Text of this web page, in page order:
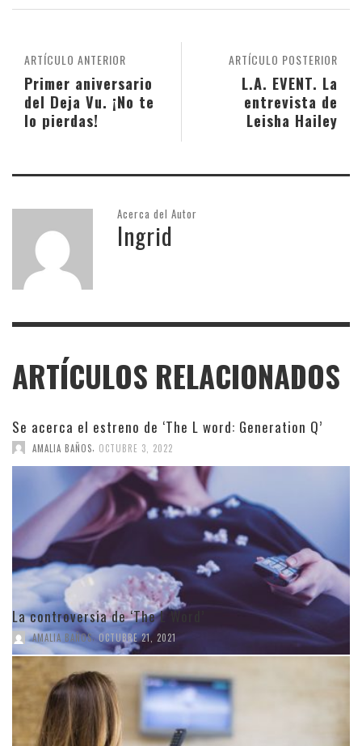
ARTÍCULO POSTERIOR
L.A. EVENT. La
entrevista de
Leisha Hailey
ARTÍCULO ANTERIOR
Primer aniversario
del Deja Vu. ¡No te
lo pierdas!
Acerca del Autor
Ingrid
ARTÍCULOS RELACIONADOS
Se acerca el estreno de ‘The L word: Generation Q’
AMALIA BAÑOS OCTUBRE 3, 2022
La controversia de ‘The L Word’
AMALIA BAÑOS, OCTUBRE 21, 2021